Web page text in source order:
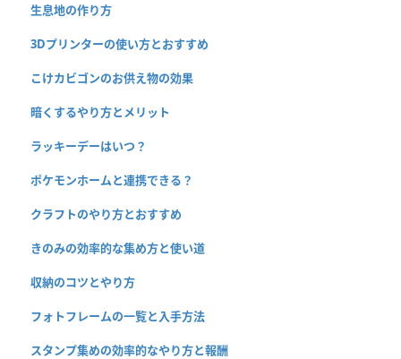
生息地の作り方
3Dプリンターの使い方とおすすめ
こけカビゴンのお供え物の効果
暗くするやり方とメリット
ラッキーデーはいつ？
ポケモンホームと連携できる？
クラフトのやり方とおすすめ
きのみの効率的な集め方と使い道
収納のコツとやり方
フォトフレームの一覧と入手方法
スタンプ集めの効率的なやり方と報酬